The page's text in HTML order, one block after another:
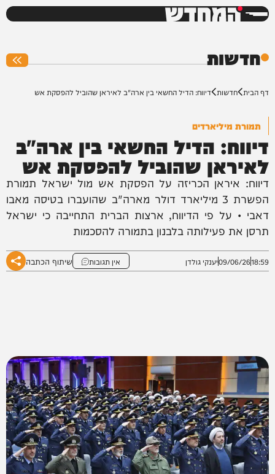
המחדש
חדשות
דף הבית חדשות דיווח: הדיל החשאי בין ארה"ב לאיראן שהוביל להפסקת אש
תמורת מיליארדים
דיווח: הדיל החשאי בין ארה"ב
לאיראן שהוביל להפסקת אש
דיווח: איראן הכריזה על הפסקת אש מול ישראל תמורת
הפשרת 3 מיליארד דולר מארה"ב שהועברו בטיסה מאבו
דאבי • על פי הדיווח, ארצות הברית התחייבה כי ישראל
תרסן את פעילותה בלבנון בתמורה להסכמות
18:59
09/06/26יענקי גולדן אין תגובות שיתוף הכתבה